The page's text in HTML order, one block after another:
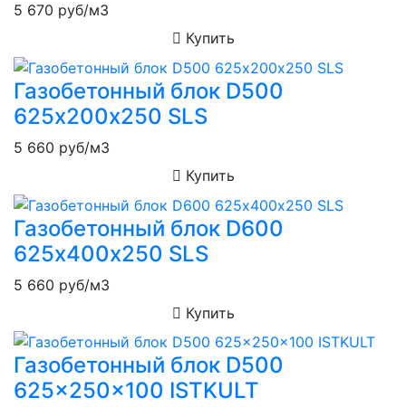
5 670 руб/м3
Купить
Газобетонный блок D500
625х200х250 SLS
5 660 руб/м3
Купить
Газобетонный блок D600
625х400х250 SLS
5 660 руб/м3
Купить
Газобетонный блок D500
625x250x100 ISTKULT